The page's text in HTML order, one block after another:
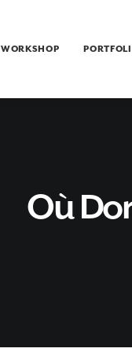
WORKSHOP
Où